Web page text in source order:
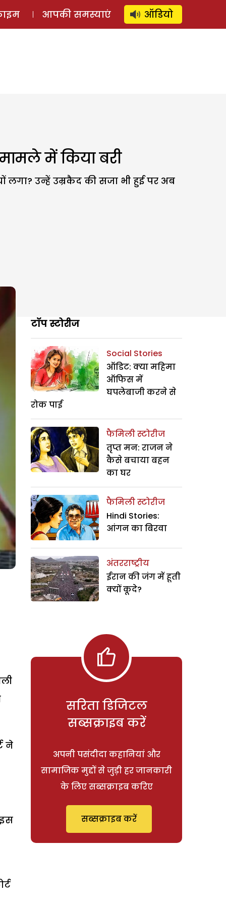
लॉग इन ⚲ SUBSCRIBE
आपकी समस्याएं ऑडियो
में किया बरी
लगा? उन्हें उम्रकैद की सजा भी हुई पर अब
ने
टॉप स्टोरीज
Social Stories
ऑडिट: क्या महिमा
ऑफिस में
घपलेबाजी करने से
रोक पाई
फैमिली स्टोरीज
तृप्त मन: राजन ने
कैसे बचाया बहन
का घर
फैमिली स्टोरीज
Hindi Stories:
आंगन का बिरवा
अंतरराष्ट्रीय
ईरान की जंग में हूती
क्यों कूदे?
सरिता डिजिटल
सब्सक्राइब करें
अपनी पसंदीदा कहानियां और
सामाजिक मुद्दों से जुड़ी हर जानकारी
के लिए सब्सक्राइब करिए
सब्सक्राइब करें